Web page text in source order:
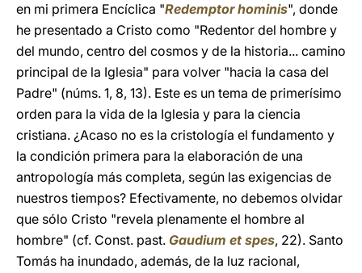
en mi primera Encíclica "Redemptor hominis", donde
he presentado a Cristo como "Redentor del hombre y
del mundo, centro del cosmos y de la historia... camino
principal de la Iglesia" para volver "hacia la casa del
Padre" (núms. 1, 8, 13). Este es un tema de primerísimo
orden para la vida de la Iglesia y para la ciencia
cristiana. ¿Acaso no es la cristología el fundamento y
la condición primera para la elaboración de una
antropología más completa, según las exigencias de
nuestros tiempos? Efectivamente, no debemos olvidar
que sólo Cristo "revela plenamente el hombre al
hombre" (cf. Const. past. Gaudium et spes, 22). Santo
Tomás ha inundado, además, de la luz racional,